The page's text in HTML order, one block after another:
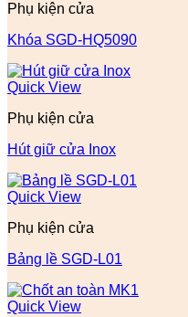
Phụ kiện cửa
Khóa SGD-HQ5090
Quick View
Phụ kiện cửa
Hút giữ cửa Inox
Quick View
Phụ kiện cửa
Bảng lề SGD-L01
Quick View